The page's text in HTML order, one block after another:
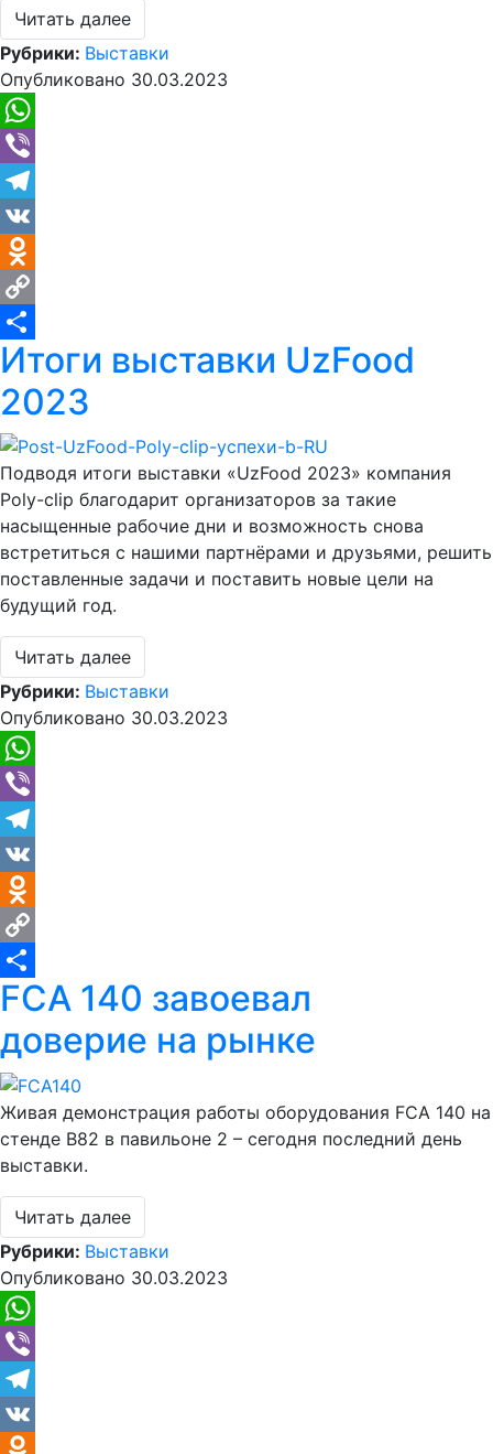
Читать далее
Рубрики: Выставки
Опубликовано 30.03.2023
WhatsApp
Viber
Telegram
VK
Odnoklassniki
Copy
Link
Отправить
Итоги выставки UzFood
2023
Подводя итоги выставки «UzFood 2023» компания
Poly-clip благодарит организаторов за такие
насыщенные рабочие дни и возможность снова
встретиться с нашими партнёрами и друзьями, решить
поставленные задачи и поставить новые цели на
будущий год.
Читать далее
Рубрики: Выставки
Опубликовано 30.03.2023
WhatsApp
Viber
Telegram
VK
Odnoklassniki
Copy
Link
Отправить
FCA 140 завоевал
доверие на рынке
Живая демонстрация работы оборудования FCA 140 на
стенде B82 в павильоне 2 – сегодня последний день
выставки.
Читать далее
Рубрики: Выставки
Опубликовано 30.03.2023
WhatsApp
Viber
Telegram